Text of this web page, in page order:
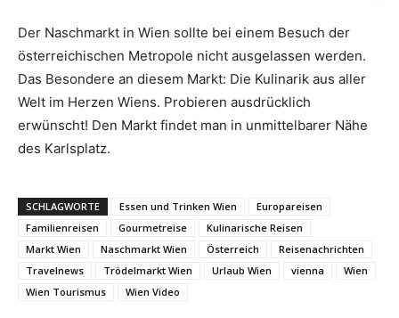
Der Naschmarkt in Wien sollte bei einem Besuch der
österreichischen Metropole nicht ausgelassen werden.
Das Besondere an diesem Markt: Die Kulinarik aus aller
Welt im Herzen Wiens. Probieren ausdrücklich
erwünscht! Den Markt findet man in unmittelbarer Nähe
des Karlsplatz.
SCHLAGWORTE Essen und Trinken Wien
Europareisen
Familienreisen
Gourmetreise
Kulinarische Reisen
Markt Wien
Naschmarkt Wien Österreich
Reisenachrichten
Travelnews
Trödelmarkt Wien Urlaub Wien vienna
Wien
Wien Tourismus
Wien Video